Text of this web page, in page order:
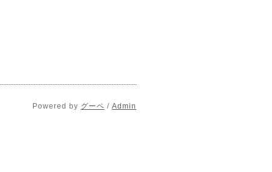
Powered by グーペ / Admin